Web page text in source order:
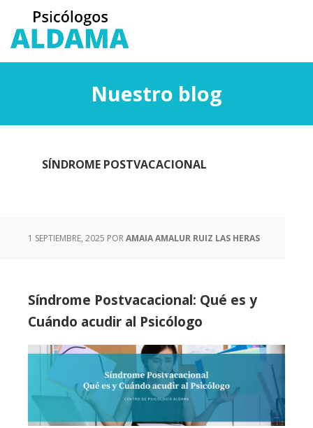
contenido
principal
barra
Nuestro blog
SÍNDROME POSTVACACIONAL
1 SEPTIEMBRE, 2025 PORAMAIA AMALUR RUIZ LAS HERAS
Síndrome Postvacacional: Qué es y
Cuándo acudir al Psicólogo